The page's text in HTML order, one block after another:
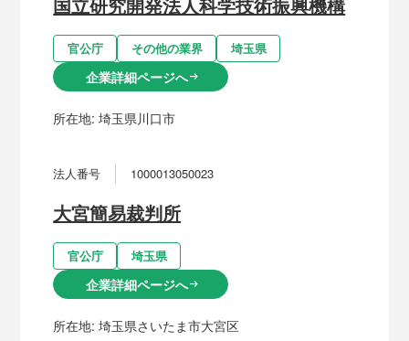
官公庁 その他の業界 埼玉県
企業詳細ページへarrow_right_alt
所在地:埼玉県川口市
法人番号 1000013050023
大宮簡易裁判所
官公庁 埼玉県
企業詳細ページへarrow_right_alt
所在地:埼玉県さいたま市大宮区